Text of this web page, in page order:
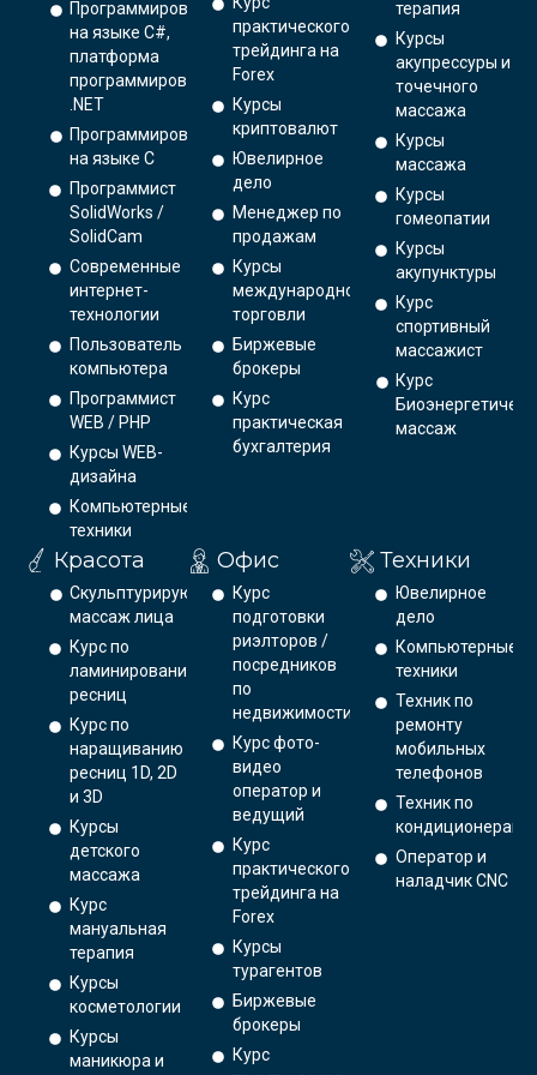
Программирование
на языке C#,
платформа
программирования
.NET
Программирование
на языке С
Программист
SolidWorks /
SolidCam
Современные
интернет-
технологии
Пользователь
компьютера
Программист
WEB / PHP
Курсы WEB-
дизайна
Компьютерные
техники
практического
трейдинга на
Forex
Курсы
криптовалют
Ювелирное
дело
Менеджер по
продажам
Курсы
международной
торговли
Биржевые
брокеры
Курс
практическая
бухгалтерия
терапия
Курсы
акупрессуры и
точечного
массажа
Курсы
массажа
Курсы
гомеопатии
Курсы
акупунктуры
Курс
спортивный
массажист
Курс
массаж
Красота
Скульптурирующий
массаж лица
Курс по
ламинированию
ресниц
Курс по
наращиванию
ресниц 1D, 2D
и 3D
Курсы
детского
массажа
Курс
мануальная
терапия
Курсы
косметологии
Курсы
маникюра и
Офис
Курс
подготовки
риэлторов /
посредников
по
недвижимости
Курс фото-
видео
оператор и
ведущий
Курс
практического
трейдинга на
Forex
Курсы
турагентов
Биржевые
брокеры
Курс
Техники
Ювелирное
дело
Компьютерные
техники
Техник по
ремонту
мобильных
телефонов
Техник по
кондиционерам
Оператор и
наладчик CNC